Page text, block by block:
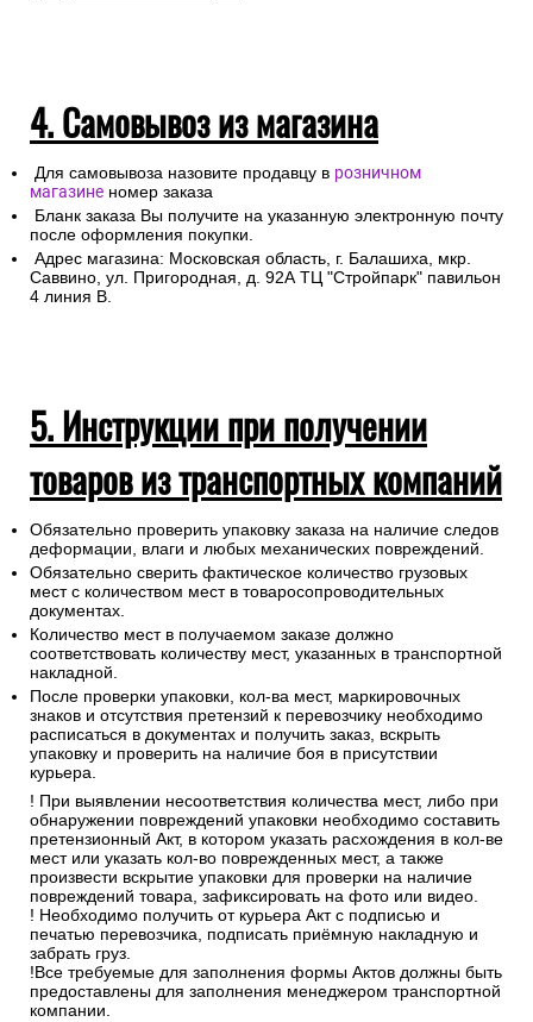
4. Самовывоз из магазина
Для самовывоза назовите продавцу в розничном
магазине номер заказа
Бланк заказа Вы получите на указанную электронную почту
после оформления покупки.
Адрес магазина: Московская область, г. Балашиха, мкр.
Саввино, ул. Пригородная, д. 92А ТЦ "Стройпарк" павильон
4 линия В.
5. Инструкции при получении
товаров из транспортных компаний
Обязательно проверить упаковку заказа на наличие следов
деформации, влаги и любых механических повреждений.
Обязательно сверить фактическое количество грузовых
мест с количеством мест в товаросопроводительных
документах.
Количество мест в получаемом заказе должно
соответствовать количеству мест, указанных в транспортной
накладной.
После проверки упаковки, кол-ва мест, маркировочных
знаков и отсутствия претензий к перевозчику необходимо
расписаться в документах и получить заказ, вскрыть
упаковку и проверить на наличие боя в присутствии
курьера.
! При выявлении несоответствия количества мест, либо при
обнаружении повреждений упаковки необходимо составить
претензионный Акт, в котором указать расхождения в кол-ве
мест или указать кол-во поврежденных мест, а также
произвести вскрытие упаковки для проверки на наличие
повреждений товара, зафиксировать на фото или видео.
! Необходимо получить от курьера Акт с подписью и
печатью перевозчика, подписать приёмную накладную и
забрать груз.
!Все требуемые для заполнения формы Актов должны быть
предоставлены для заполнения менеджером транспортной
компании.